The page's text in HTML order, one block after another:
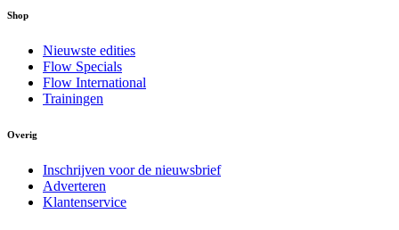
Shop
Nieuwste edities
Flow Specials
Flow International
Trainingen
Overig
Inschrijven voor de nieuwsbrief
Adverteren
Klantenservice